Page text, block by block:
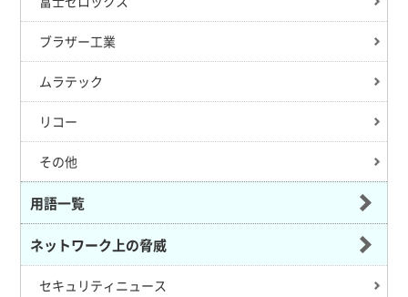
ブラザー工業
ムラテック
リコー
その他
用語一覧
ネットワーク上の脅威
セキュリティニュース